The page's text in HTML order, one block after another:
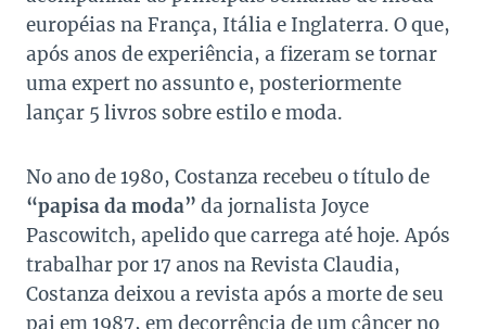
européias na França, Itália e Inglaterra. O que,
após anos de experiência, a fizeram se tornar
uma expert no assunto e, posteriormente
lançar 5 livros sobre estilo e moda.
No ano de 1980, Costanza recebeu o título de
“papisa da moda” da jornalista Joyce
Pascowitch, apelido que carrega até hoje. Após
trabalhar por 17 anos na Revista Claudia,
Costanza deixou a revista após a morte de seu
pai em 1987, em decorrência de um câncer no